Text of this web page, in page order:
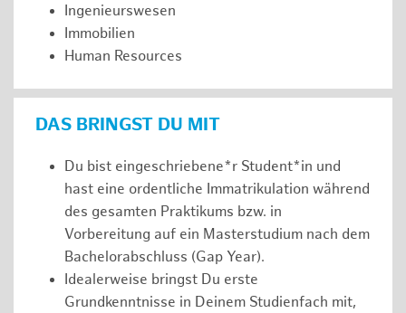
Ingenieurswesen
Immobilien
Human Resources
DAS BRINGST DU MIT
Du bist eingeschriebene*r Student*in und
hast eine ordentliche Immatrikulation während
des gesamten Praktikums bzw. in
Vorbereitung auf ein Masterstudium nach dem
Bachelorabschluss (Gap Year).
Idealerweise bringst Du erste
Grundkenntnisse in Deinem Studienfach mit,